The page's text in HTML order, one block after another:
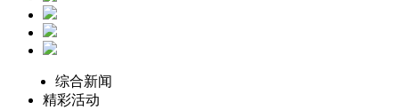
综合新闻
精彩活动